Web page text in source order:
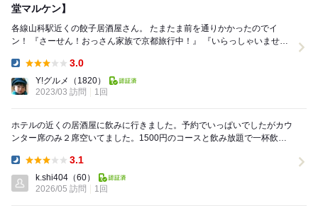
堂マルケン】
各線山科駅近くの餃子居酒屋さん。 たまたま前を通りかかったのでイ
ン！ 『さーせん！おっさん家族で京都旅行中！』 『いらっしゃいませー
3.0
Y!グルメ
（1820）
2023/03 訪問
1回
ホテルの近くの居酒屋に飲みに行きました。予約でいっぱいでしたがカウ
ンター席のみ２席空いてました。1500円のコースと飲み放題で一杯飲み
3.1
k.shi404 （60）
2026/05 訪問
1回